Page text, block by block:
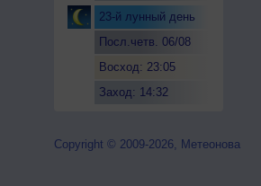
23-й лунный день
Посл.четв. 06/08
Восход: 23:05
Заход: 14:32
Copyright © 2009-2026, Метеонова